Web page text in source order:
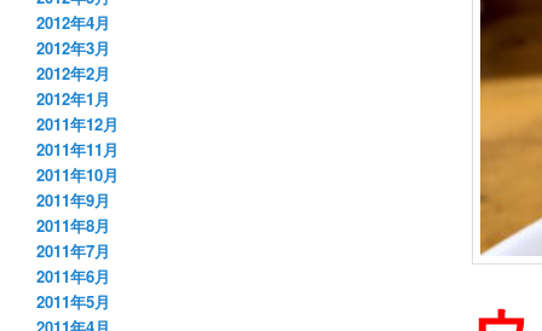
2012年4月
2012年3月
2012年2月
2012年1月
2011年12月
2011年11月
2011年10月
2011年9月
2011年8月
2011年7月
2011年6月
2011年5月